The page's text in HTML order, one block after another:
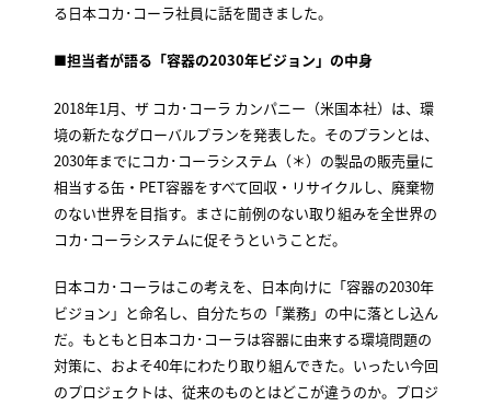
る日本コカ･コーラ社員に話を聞きました。
■担当者が語る「容器の2030年ビジョン」の中身
2018年1月、ザ コカ･コーラ カンパニー（米国本社）は、環
境の新たなグローバルプランを発表した。そのプランとは、
2030年までにコカ･コーラシステム（＊）の製品の販売量に
相当する缶・PET容器をすべて回収・リサイクルし、廃棄物
のない世界を目指す。まさに前例のない取り組みを全世界の
コカ･コーラシステムに促そうということだ。
日本コカ･コーラはこの考えを、日本向けに「容器の2030年
ビジョン」と命名し、自分たちの「業務」の中に落とし込ん
だ。もともと日本コカ･コーラは容器に由来する環境問題の
対策に、およそ40年にわたり取り組んできた。いったい今回
のプロジェクトは、従来のものとはどこが違うのか。プロジ